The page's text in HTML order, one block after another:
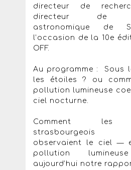
directeur de
directeur de
astronomique de
l’occasion de la 10e
OFF.
Au programme : Sous
les étoiles ? ou
pollution lumineuse
ciel nocturne.
Comment les
strasbourgeois
observaient le ciel —
pollution
aujourd’hui notre